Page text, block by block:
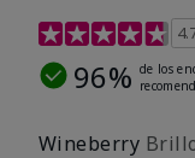
Calificación de
96% de los
Wineberry